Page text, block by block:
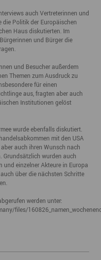
auch Vertreterinnen und
die Politik der Europäischen
Haus diskutierten. Im
und Bürger die
und Besucher außerdem
Themen zum Ausdruck zu
für einen
aus, fragten aber auch
Institutionen gelöst
wurde ebenfalls diskutiert.
mit den USA
auch ihren Wunsch nach
Grundsätzlich wurden auch
und einzelner Akteure in Europa
über die nächsten Schritte
werden unter:
files/